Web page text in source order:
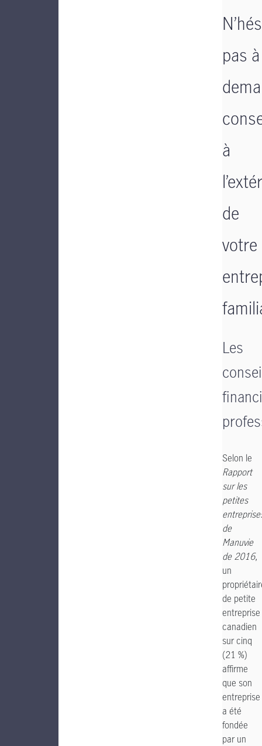
pas à
à
de
votre
Les
Selon le
Rapport
sur les
petites
de
Manuvie
de 2016,
un
de petite
entreprise
canadien
sur cinq
(21 %)
affirme
que son
entreprise
a été
fondée
par un